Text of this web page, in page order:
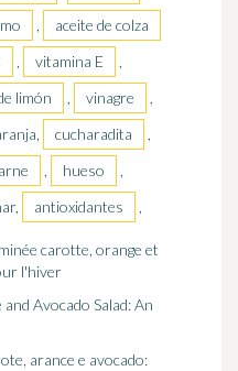
,
aceite de colza
, vitamina E
,
limón , vinagre
,
cucharadita
,
, hueso
,
antioxidantes ,
carotte, orange et
l'hiver
Avocado Salad: An
arance e avocado: